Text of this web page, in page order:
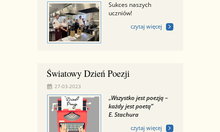
Sukces naszych
uczniów!
czytaj więcej
Światowy Dzień Poezji
27-03-2023
„Wszystko jest poezją –
każdy jest poetą”
E. Stachura
czytaj więcej